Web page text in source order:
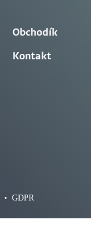
Obchodík
Kontakt
• GDPR